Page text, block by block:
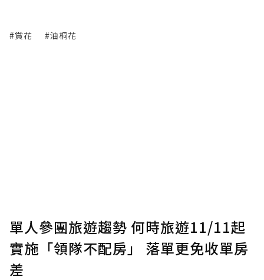
#賞花 #油桐花
單人參團旅遊趨勢 何時旅遊11/11起
實施「領隊不配房」 落單更免收單房
差